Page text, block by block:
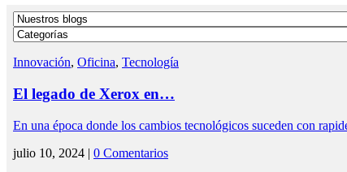
Innovación, Oficina, Tecnología
El legado de Xerox en…
En una época donde los cambios tecnológicos suceden con
julio 10, 2024 | 0 Comentarios